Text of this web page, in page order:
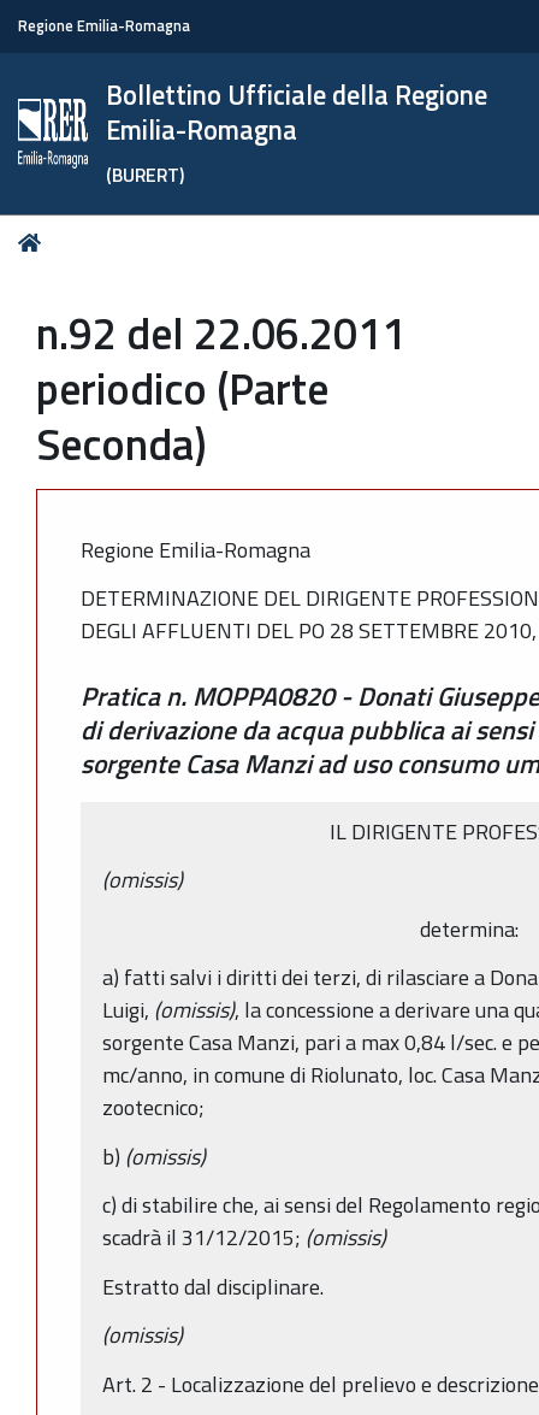
Regione Emilia-Romagna
Bollettino Ufficiale della Regione
Emilia-Romagna
(BURERT)
Tu
n.92 del 22.06.2011
periodico (Parte
Seconda)
Regione Emilia-Romagna
DETERMINAZIONE DEL DIRIGENTE
DEGLI AFFLUENTI DEL PO 28 SETTEMBRE
Pratica n. MOPPA0820 - Donati
di derivazione da acqua pubblica ai
sorgente Casa Manzi ad uso consumo
IL DIRIGENTE
(omissis)
determina:
a) fatti salvi i diritti dei terzi, di rilasciare a
Luigi, (omissis), la concessione a derivare una
sorgente Casa Manzi, pari a max 0,84 l/sec. e
mc/anno, in comune di Riolunato, loc. Casa
zootecnico;
b) (omissis)
c) di stabilire che, ai sensi del Regolamento
scadrà il 31/12/2015; (omissis)
Estratto dal disciplinare.
(omissis)
Art. 2 - Localizzazione del prelievo e